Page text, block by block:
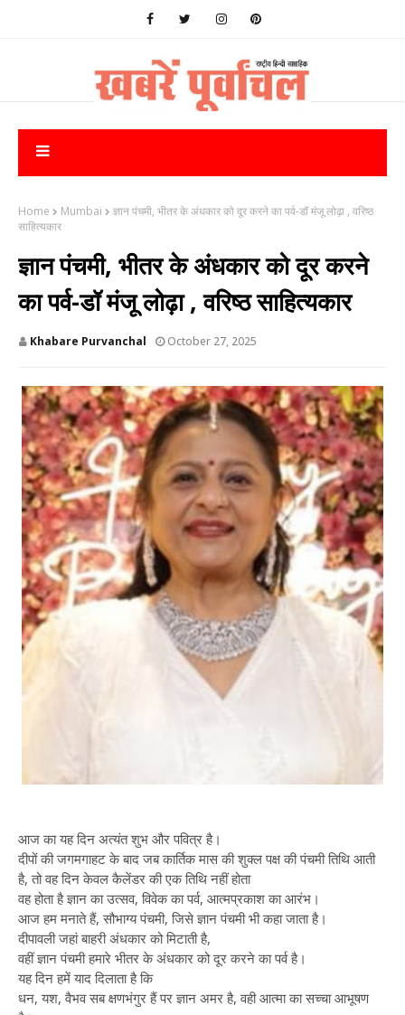
Home Mumbai
ज्ञान पंचमी, भीतर के अंधकार को दूर करने का पर्व-डॉ मंजू लोढ़ा , वरिष्ठ
साहित्यकार
ज्ञान पंचमी, भीतर के अंधकार को दूर करने
का पर्व-डॉ मंजू लोढ़ा , वरिष्ठ साहित्यकार
Khabare Purvanchal October 27, 2025
आज का यह दिन अत्यंत शुभ और पवित्र है।
दीपों की जगमगाहट के बाद जब कार्तिक मास की शुक्ल पक्ष की पंचमी तिथि आती
है, तो वह दिन केवल कैलेंडर की एक तिथि नहीं होता
वह होता है ज्ञान का उत्सव, विवेक का पर्व, आत्मप्रकाश का आरंभ।
आज हम मनाते हैं, सौभाग्य पंचमी, जिसे ज्ञान पंचमी भी कहा जाता है।
दीपावली जहां बाहरी अंधकार को मिटाती है,
वहीं ज्ञान पंचमी हमारे भीतर के अंधकार को दूर करने का पर्व है।
यह दिन हमें याद दिलाता है कि
धन, यश, वैभव सब क्षणभंगुर हैं पर ज्ञान अमर है, वही आत्मा का सच्चा आभूषण